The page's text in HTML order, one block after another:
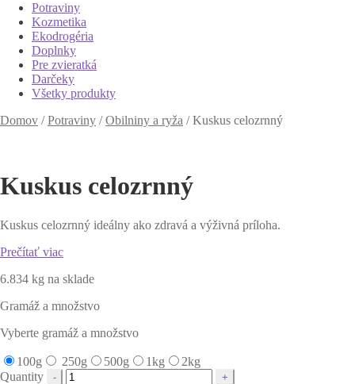
Potraviny
Kozmetika
Ekodrogéria
Doplnky
Pre zvieratká
Darčeky
Všetky produkty
Domov /Potraviny /Obilniny a ryža /Kuskus celozrnný
Kuskus celozrnný
Kuskus celozrnný ideálny ako zdravá a výživná príloha.
Prečítať viac
6.834 kg na sklade
Gramáž a množstvo
Vyberte gramáž a množstvo
100g 250g 500g 1kg
2kg
Quantity